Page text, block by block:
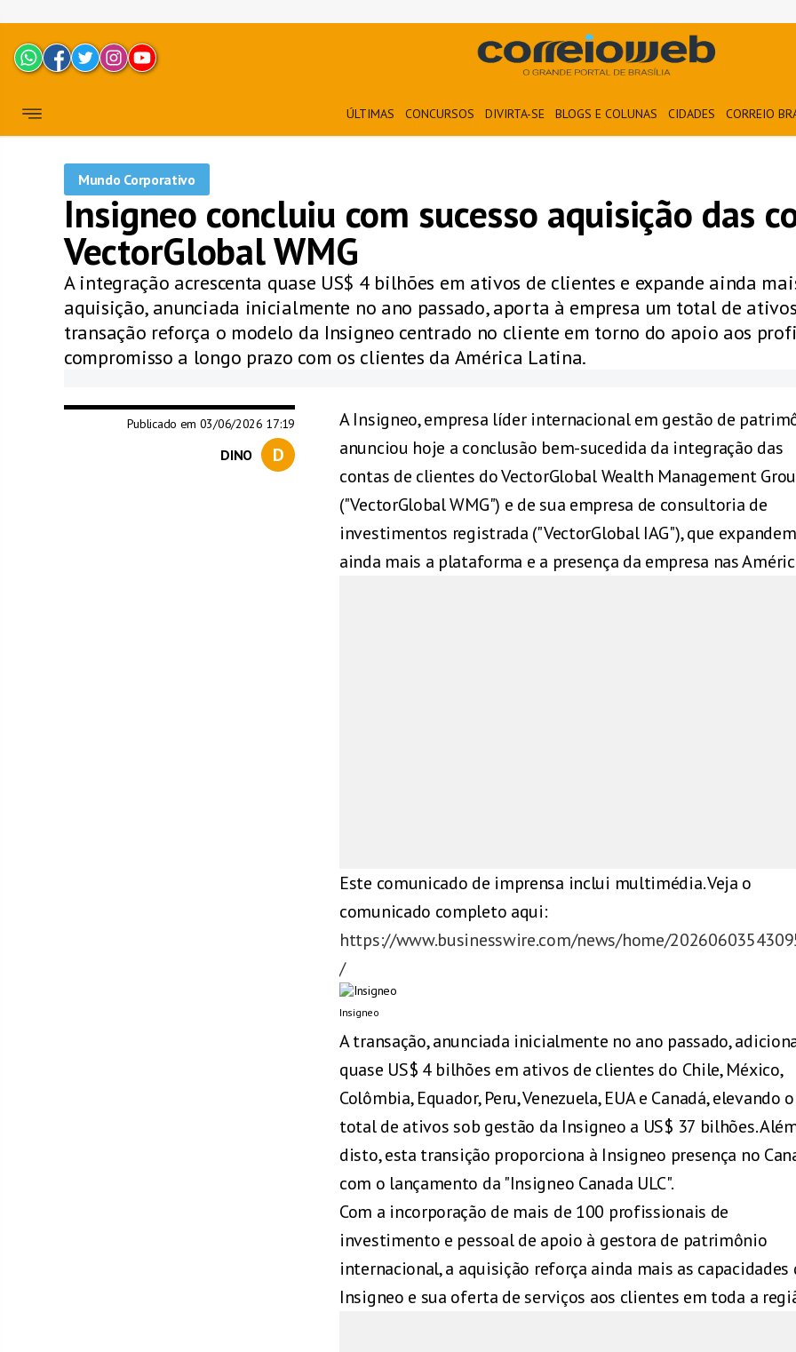
ÚLTIMAS CONCURSOS DIVIRTA-SE BLOGS E COLUNAS CIDADES CORREIO
Mundo Corporativo
Insigneo concluiu com sucesso aquisição das
VectorGlobal WMG
A integração acrescenta quase US$ 4 bilhões em ativos de clientes e expande ainda
aquisição, anunciada inicialmente no ano passado, aporta à empresa um total de
transação reforça o modelo da Insigneo centrado no cliente em torno do apoio aos
compromisso a longo prazo com os clientes da América Latina.
Publicado em 03/06/2026 17:19
DINO D
A Insigneo, empresa líder internacional em gestão de
anunciou hoje a conclusão bem-sucedida da integração das
contas de clientes do VectorGlobal Wealth Management
("VectorGlobal WMG") e de sua empresa de consultoria de
investimentos registrada ("VectorGlobal IAG"), que expandem
ainda mais a plataforma e a presença da empresa nas
Este comunicado de imprensa inclui multimédia. Veja o
comunicado completo aqui:
https://www.businesswire.com/news/home/
/
Insigneo
A transação, anunciada inicialmente no ano passado,
quase US$ 4 bilhões em ativos de clientes do Chile, México,
Colômbia, Equador, Peru, Venezuela, EUA e Canadá, elevando o
total de ativos sob gestão da Insigneo a US$ 37 bilhões.
disto, esta transição proporciona à Insigneo presença no
com o lançamento da "Insigneo Canada ULC".
Com a incorporação de mais de 100 profissionais de
investimento e pessoal de apoio à gestora de patrimônio
internacional, a aquisição reforça ainda mais as capacidades
Insigneo e sua oferta de serviços aos clientes em toda a